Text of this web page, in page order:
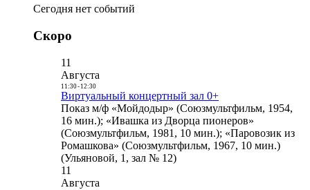
Сегодня нет событий
Скоро
11
Августа
11:30- 12:30
Виртуальный концертный зал 0+
Показ м/ф «Мойдодыр» (Союзмультфильм, 1954,
16 мин.); «Ивашка из Дворца пионеров»
(Союзмультфильм, 1981, 10 мин.); «Паровозик из
Ромашкова» (Союзмультфильм, 1967, 10 мин.)
(Ульяновой, 1, зал № 12)
11
Августа